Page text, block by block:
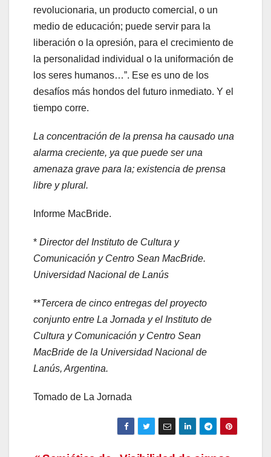
revolucionaria, un producto comercial, o un
medio de educación; puede servir para la
liberación o la opresión, para el crecimiento de
la personalidad individual o la uniformación de
los seres humanos…”. Ese es uno de los
desafíos más hondos del futuro inmediato. Y el
tiempo corre.
La concentración de la prensa ha causado una
alarma creciente, ya que puede ser una
amenaza grave para la; existencia de prensa
libre y plural.
Informe MacBride.
* Director del Instituto de Cultura y
Comunicación y Centro Sean MacBride.
Universidad Nacional de Lanús
**Tercera de cinco entregas del proyecto
conjunto entre La Jornada y el Instituto de
Cultura y Comunicación y Centro Sean
MacBride de la Universidad Nacional de
Lanús, Argentina.
Tomado de La Jornada